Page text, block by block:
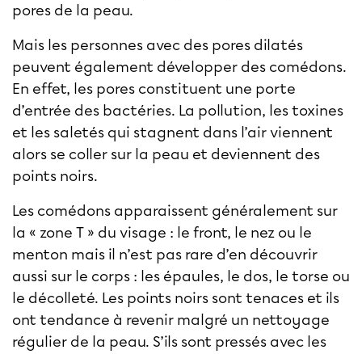
pores de la peau.
Mais les personnes avec des pores dilatés
peuvent également développer des comédons.
En effet, les pores constituent une porte
d’entrée des bactéries. La pollution, les toxines
et les saletés qui stagnent dans l’air viennent
alors se coller sur la peau et deviennent des
points noirs.
Les comédons apparaissent généralement sur
la « zone T » du visage : le front, le nez ou le
menton mais il n’est pas rare d’en découvrir
aussi sur le corps : les épaules, le dos, le torse ou
le décolleté. Les points noirs sont tenaces et ils
ont tendance à revenir malgré un nettoyage
régulier de la peau. S’ils sont pressés avec les